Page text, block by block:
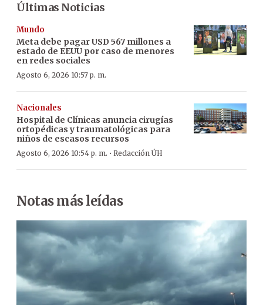
Últimas Noticias
Mundo
Meta debe pagar USD 567 millones a
estado de EEUU por caso de menores
en redes sociales
Agosto 6, 2026 10:57 p. m.
Nacionales
Hospital de Clínicas anuncia cirugías
ortopédicas y traumatológicas para
niños de escasos recursos
Agosto 6, 2026 10:54 p. m. · Redacción ÚH
Notas más leídas